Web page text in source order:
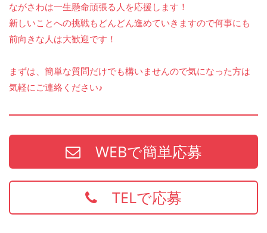
ながさわは一生懸命頑張る人を応援します！
新しいことへの挑戦もどんどん進めていきますので何事にも
前向きな人は大歓迎です！
まずは、簡単な質問だけでも構いませんので気になった方は
気軽にご連絡ください♪
WEBで簡単応募
TELで応募